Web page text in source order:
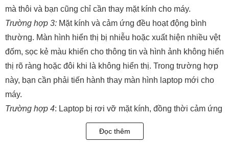
mà thôi và bạn cũng chỉ cần thay mặt kính cho máy.
Trường hợp 3: Mặt kính và cảm ứng đều hoạt động bình
thường. Màn hình hiển thị bị nhiễu hoặc xuất hiện nhiều vệt
đốm, sọc kẻ màu khiến cho thông tin và hình ảnh không hiển
thị rõ ràng hoặc đôi khi là không hiển thị. Trong trường hợp
này, bạn cần phải tiến hành thay màn hình laptop mới cho
máy.
Trường hợp 4: Laptop bị rơi vỡ mặt kính, đồng thời cảm ứng
không thể sử dụng. Thế nhưng, màn hình vẫn có thể hiển
thị. Ở trường hợp này bạn cần phải thay bộ mặt kính cảm
Đọc thêm